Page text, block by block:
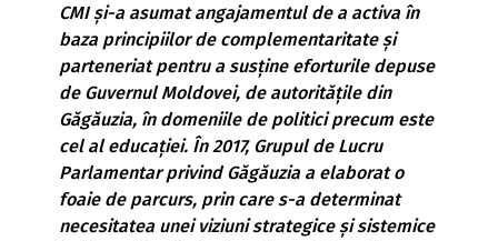
CMI și-a asumat angajamentul de a activa în
baza principiilor de complementaritate și
parteneriat pentru a susține eforturile depuse
de Guvernul Moldovei, de autoritățile din
Găgăuzia, în domeniile de politici precum este
cel al educației. În 2017, Grupul de Lucru
Parlamentar privind Găgăuzia a elaborat o
foaie de parcurs, prin care s-a determinat
necesitatea unei viziuni strategice și sistemice